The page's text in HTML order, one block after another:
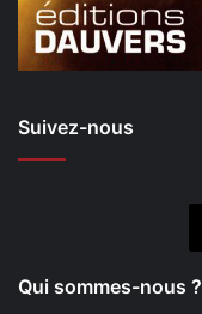
Suivez-nous
Qui sommes-nous ?